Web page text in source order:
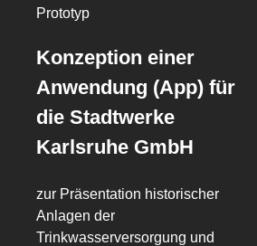
Prototyp
Konzeption einer
Anwendung (App) für
die Stadtwerke
Karlsruhe GmbH
zur Präsentation historischer
Anlagen der
Trinkwasserversorgung und